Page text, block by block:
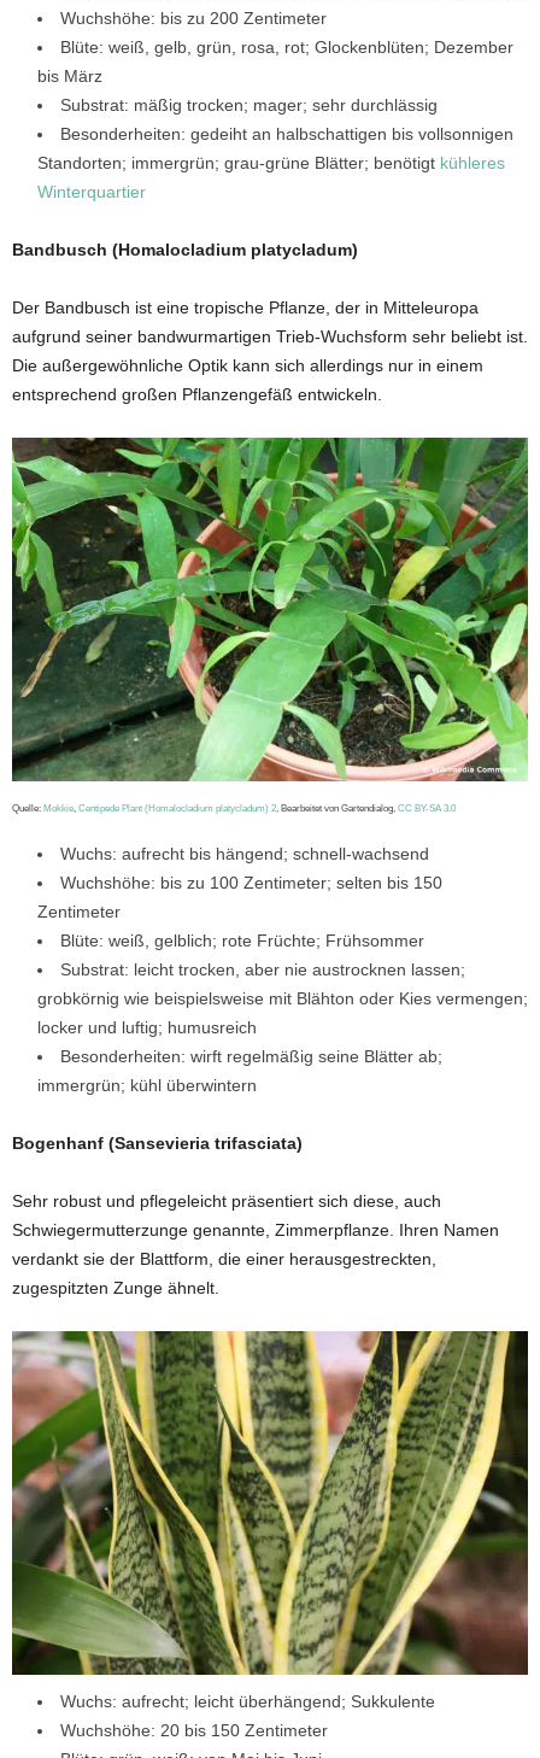
Wuchshöhe: bis zu 200 Zentimeter
Blüte: weiß, gelb, grün, rosa, rot; Glockenblüten; Dezember
bis März
Substrat: mäßig trocken; mager; sehr durchlässig
Besonderheiten: gedeiht an halbschattigen bis vollsonnigen
Standorten; immergrün; grau-grüne Blätter; benötigt kühleres
Winterquartier
Bandbusch (Homalocladium platycladum)
Der Bandbusch ist eine tropische Pflanze, der in Mitteleuropa
aufgrund seiner bandwurmartigen Trieb-Wuchsform sehr beliebt ist.
Die außergewöhnliche Optik kann sich allerdings nur in einem
entsprechend großen Pflanzengefäß entwickeln.
Quelle: Mokkie Centipede Plant (Homalocladium platycladum) 2 , Bearbeitet von Gartendialog, CC BY-SA 3.0
Wuchs: aufrecht bis hängend; schnell-wachsend
Wuchshöhe: bis zu 100 Zentimeter; selten bis 150
Zentimeter
Blüte: weiß, gelblich; rote Früchte; Frühsommer
Substrat: leicht trocken, aber nie austrocknen lassen;
grobkörnig wie beispielsweise mit Blähton oder Kies vermengen;
locker und luftig; humusreich
Besonderheiten: wirft regelmäßig seine Blätter ab;
immergrün; kühl überwintern
Bogenhanf (Sansevieria trifasciata)
Sehr robust und pflegeleicht präsentiert sich diese, auch
Schwiegermutterzunge genannte, Zimmerpflanze. Ihren Namen
verdankt sie der Blattform, die einer herausgestreckten,
zugespitzten Zunge ähnelt.
Wuchs: aufrecht; leicht überhängend; Sukkulente
Wuchshöhe: 20 bis 150 Zentimeter